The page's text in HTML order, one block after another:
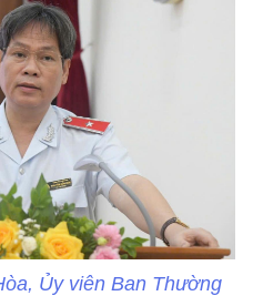
Ủy viên Ban Thường